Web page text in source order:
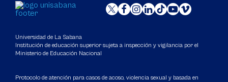
Universidad de La Sabana
Institución de educación superior sujeta a inspección y vigilancia por el
Ministerio de Educación Nacional
Protocolo de atención para casos de acoso, violencia sexual y basada en